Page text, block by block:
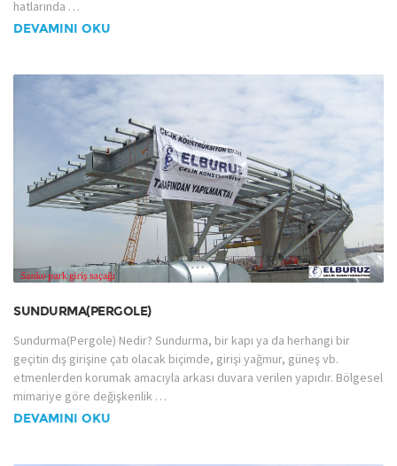
hatlarında …
DEVAMINI OKU
SUNDURMA(PERGOLE)
Sundurma(Pergole) Nedir? Sundurma, bir kapı ya da herhangi bir
geçitin dış girişine çatı olacak biçimde, girişi yağmur, güneş vb.
etmenlerden korumak amacıyla arkası duvara verilen yapıdır. Bölgesel
mimariye göre değişkenlik …
DEVAMINI OKU